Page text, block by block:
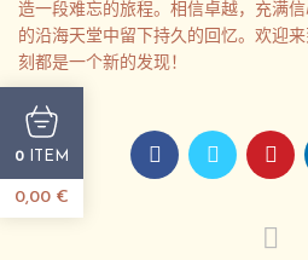
造一段难忘的旅程。相信卓越，充满
的沿海天堂中留下持久的回忆。欢迎
刻都是一个新的发现！
0 ITEM
0,00 €